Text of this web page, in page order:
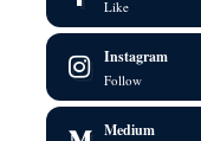
Like
Instagram
Follow
Medium